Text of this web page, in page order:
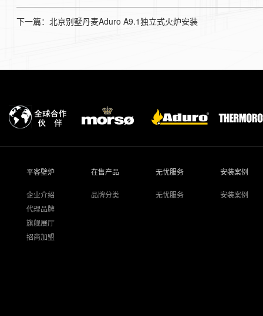
下一篇：北京别墅丹麦Aduro A9.1独立式火炉安装
平客壁炉
企业介绍
代理品牌
旗舰展厅
招商加盟
在售产品
品牌分类
无忧服务
无忧服务
安装案例
安装案例